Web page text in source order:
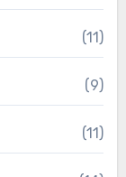
(11)
(9)
(11)